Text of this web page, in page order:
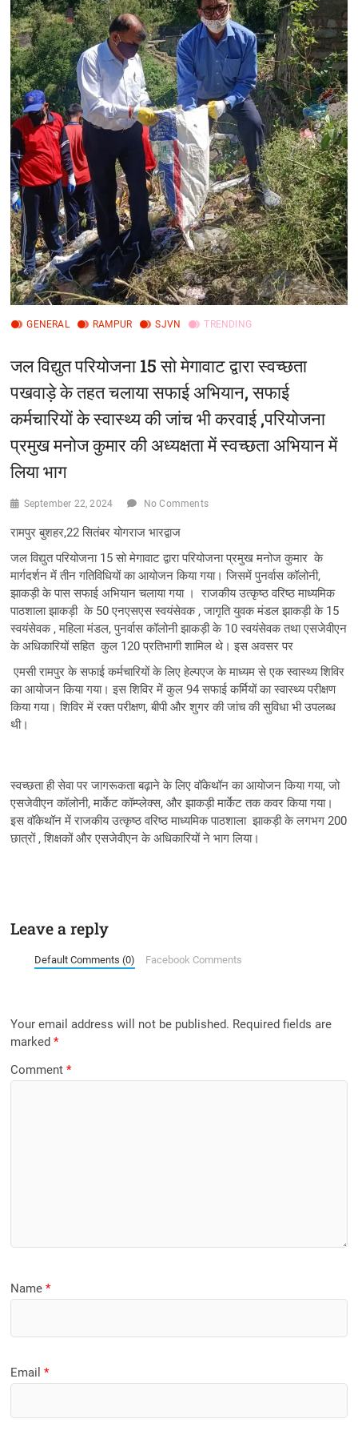
GENERAL RAMPUR SJVN TRENDING
जल विद्युत परियोजना 15 सो मेगावाट द्वारा स्वच्छता
पखवाड़े के तहत चलाया सफाई अभियान, सफाई
कर्मचारियों के स्वास्थ्य की जांच भी करवाई ,परियोजना
प्रमुख मनोज कुमार की अध्यक्षता में स्वच्छता अभियान में
लिया भाग
September 22, 2024 No Comments
रामपुर बुशहर,22 सितंबर योगराज भारद्वाज
जल विद्युत परियोजना 15 सो मेगावाट द्वारा परियोजना प्रमुख मनोज कुमार के
मार्गदर्शन में तीन गतिविधियों का आयोजन किया गया। जिसमें पुनर्वास कॉलोनी,
झाकड़ी के पास सफाई अभियान चलाया गया । राजकीय उत्कृष्ठ वरिष्ठ माध्यमिक
पाठशाला झाकड़ी के 50 एनएसएस स्वयंसेवक , जागृति युवक मंडल झाकड़ी के 15
स्वयंसेवक , महिला मंडल, पुनर्वास कॉलोनी झाकड़ी के 10 स्वयंसेवक तथा एसजेवीएन
के अधिकारियों सहित कुल 120 प्रतिभागी शामिल थे। इस अवसर पर
एमसी रामपुर के सफाई कर्मचारियों के लिए हेल्पएज के माध्यम से एक स्वास्थ्य शिविर
का आयोजन किया गया। इस शिविर में कुल 94 सफाई कर्मियों का स्वास्थ्य परीक्षण
किया गया। शिविर में रक्त परीक्षण, बीपी और शुगर की जांच की सुविधा भी उपलब्ध
थी।
स्वच्छता ही सेवा पर जागरूकता बढ़ाने के लिए वॉकेथॉन का आयोजन किया गया, जो
एसजेवीएन कॉलोनी, मार्केट कॉम्प्लेक्स, और झाकड़ी मार्केट तक कवर किया गया।
इस वॉकेथॉन में राजकीय उत्कृष्ठ वरिष्ठ माध्यमिक पाठशाला झाकड़ी के लगभग 200
छात्रों , शिक्षकों और एसजेवीएन के अधिकारियों ने भाग लिया।
Leave a reply
Default Comments (0) Facebook Comments
Your email address will not be published. Required fields are
marked*
Comment*
Name*
Email*